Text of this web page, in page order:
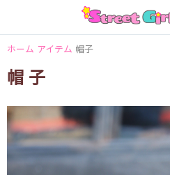
ホーム アイテム 帽子
帽子